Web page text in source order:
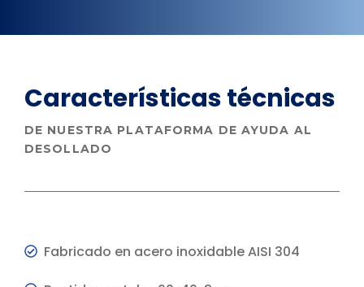
Característicastécnicas
DE NUESTRA PLATAFORMA DE AYUDA AL
DESOLLADO
Fabricado en acero inoxidable AISI 304